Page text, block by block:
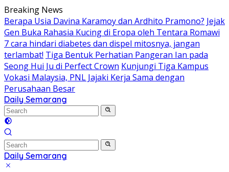
Skip
to
content
Breaking News
Berapa Usia Davina Karamoy dan Ardhito Pramono? Jejak
Gen Buka Rahasia Kucing di Eropa oleh Tentara Romawi
7 cara hindari diabetes dan dispel mitosnya, jangan
terlambat! Tiga Bentuk Perhatian Pangeran Ian pada
Seong Hui Ju di Perfect Crown Kunjungi Tiga Kampus
Vokasi Malaysia, PNL Jajaki Kerja Sama dengan
Perusahaan Besar
Daily Semarang
"Semarang
Hari
Ini:
Informasi
Terkini
untuk
Daily Semarang
"Semarang